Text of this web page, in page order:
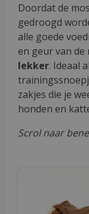
Doordat de
gedroogd
alle goede
en geur van de
lekker. Ideaal
zakjes die je
honden en
Scrol naar